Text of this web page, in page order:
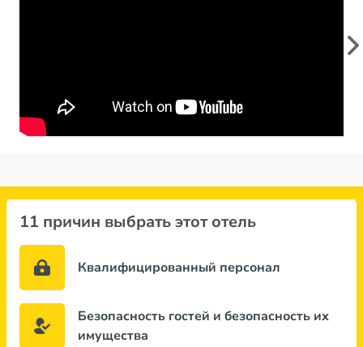
11 причин выбрать этот отель
Квалифицированный персонал
Безопасность гостей и безопасность их
имущества